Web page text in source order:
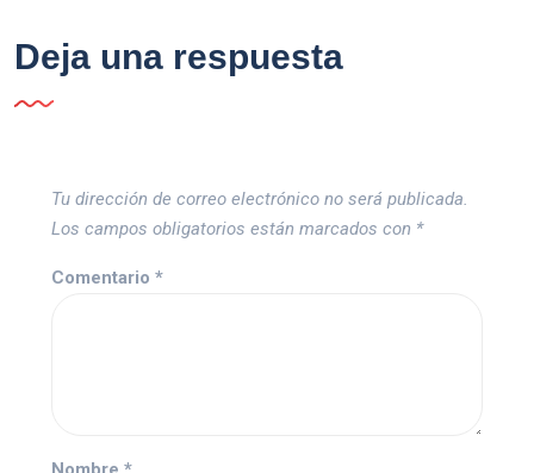
Deja una respuesta
Tu dirección de correo electrónico no será publicada.
Los campos obligatorios están marcados con *
Comentario *